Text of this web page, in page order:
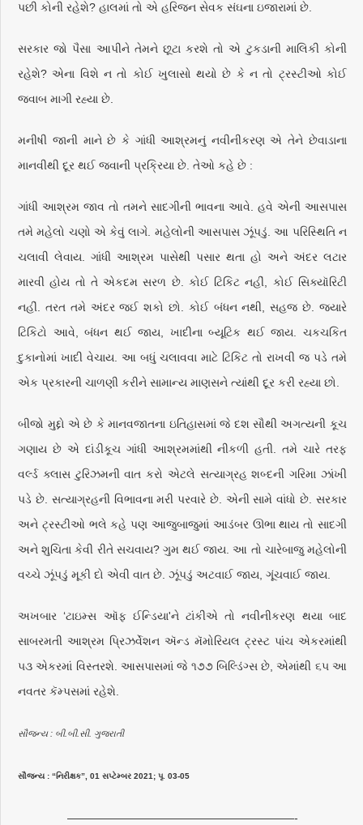
પછી કોની રહેશે? હાલમાં તો એ હરિજન સેવક સંઘના ઇજારામાં છે.
સરકાર જો પૈસા આપીને તેમને છૂટા કરશે તો એ ટુકડાની માલિકી કોની
રહેશે? એના વિશે ન તો કોઈ ખુલાસો થયો છે કે ન તો ટ્રસ્ટીઓ કોઈ
જવાબ માગી રહ્યા છે.
મનીષી જાની માને છે કે ગાંધી આશ્રમનું નવીનીકરણ એ તેને છેવાડાના
માનવીથી દૂર થઈ જવાની પ્રક્રિયા છે. તેઓ કહે છે :
ગાંધી આશ્રમ જાવ તો તમને સાદગીની ભાવના આવે. હવે એની આસપાસ
તમે મહેલો ચણો એ કેવું લાગે. મહેલોની આસપાસ ઝૂંપડું. આ પરિસ્થિતિ ન
ચલાવી લેવાય. ગાંધી આશ્રમ પાસેથી પસાર થતા હો અને અંદર લટાર
મારવી હોય તો તે એકદમ સરળ છે. કોઈ ટિકિટ નહીં, કોઈ સિક્યૉરિટી
નહીં. તરત તમે અંદર જઈ શકો છો. કોઈ બંધન નથી, સહજ છે. જ્યારે
ટિકિટો આવે, બંધન થઈ જાય, ખાદીના બ્યૂટિક થઈ જાય. ચકચકિત
દુકાનોમાં ખાદી વેચાય. આ બધું ચલાવવા માટે ટિકિટ તો રાખવી જ પડે તમે
એક પ્રકારની ચાળણી કરીને સામાન્ય માણસને ત્યાંથી દૂર કરી રહ્યા છો.
બીજો મુદ્દો એ છે કે માનવજાતના ઇતિહાસમાં જે દશ સૌથી અગત્યની કૂચ
ગણાય છે એ દાંડીકૂચ ગાંધી આશ્રમમાંથી નીકળી હતી. તમે ચારે તરફ
વર્લ્ડ ક્લાસ ટુરિઝમની વાત કરો એટલે સત્યાગ્રહ શબ્દની ગરિમા ઝાંખી
પડે છે. સત્યાગ્રહની વિભાવના મરી પરવારે છે. એની સામે વાંધો છે. સરકાર
અને ટ્રસ્ટીઓ ભલે કહે પણ આજુબાજુમાં આડંબર ઊભા થાય તો સાદગી
અને શુચિતા કેવી રીતે સચવાય? ગુમ થઈ જાય. આ તો ચારેબાજુ મહેલોની
વચ્ચે ઝૂંપડું મૂકી દો એવી વાત છે. ઝૂંપડું અટવાઈ જાય, ગૂંચવાઈ જાય.
અખબાર ‘ટાઇમ્સ ઑફ ઈન્ડિયા'ને ટાંકીએ તો નવીનીકરણ થયા બાદ
સાબરમતી આશ્રમ પ્રિઝર્વેશન ઍન્ડ મૅમોરિયલ ટ્રસ્ટ પાંચ એકરમાંથી
૫૩ એકરમાં વિસ્તરશે. આસપાસમાં જે ૧૭૭ બિલ્ડિંગ્સ છે, એમાંથી ૬૫ આ
નવતર કૅમ્પસમાં રહેશે.
સૌજન્ય : બી.બી.સી. ગુજરાતી
સૌજન્ય : “નિરીક્ષક”, 01 સપ્ટેમ્બર 2021; પૃ. 03-05
————————————————————-